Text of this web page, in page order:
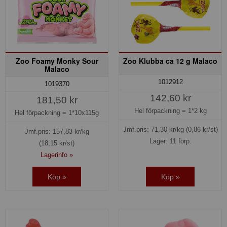
Zoo Foamy Monky Sour
Malaco
1019370
181,50 kr
Hel förpackning = 1*10x115g
Jmf.pris: 157,83kr/kg
(18,15 kr/st)
Lagerinfo »
Köp »
Zoo Klubba ca 12 g Malaco
1012912
142,60 kr
Hel förpackning = 1*2 kg
Jmf.pris: 71,30kr/kg (0,86 kr/st)
Lager: 11 förp.
Köp »